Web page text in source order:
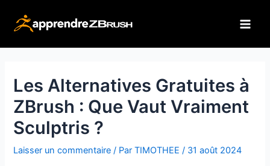
contenu
Les Alternatives Gratuites à
ZBrush : Que Vaut Vraiment
Sculptris ?
Laisser un commentaire / ParTIMOTHEE / 31 août 2024